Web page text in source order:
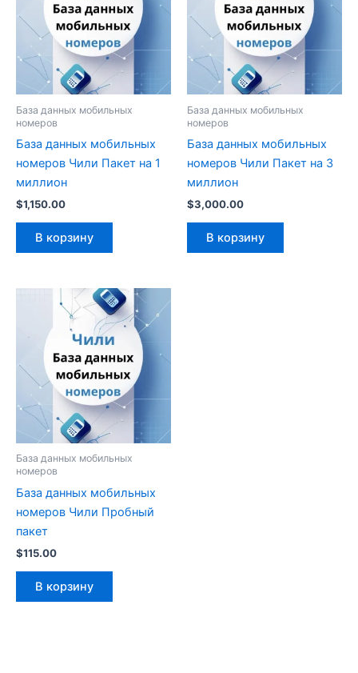
База данных мобильных
номеров
База данных мобильных
номеров Чили Пакет на 1
миллион
$1,150.00
В корзину
База данных мобильных
номеров
База данных мобильных
номеров Чили Пакет на 3
миллион
$3,000.00
В корзину
База данных мобильных
номеров
База данных мобильных
номеров Чили Пробный
пакет
$115.00
В корзину